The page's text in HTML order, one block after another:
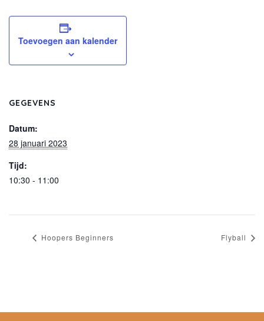
Toevoegen aan kalender
GEGEVENS
Datum:
28 januari 2023
Tijd:
10:30 - 11:00
Hoopers Beginners Flyball